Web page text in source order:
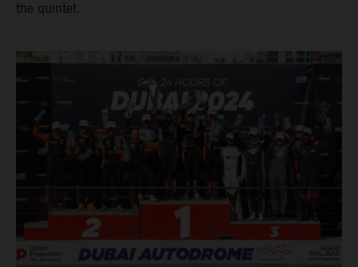
the quintet.